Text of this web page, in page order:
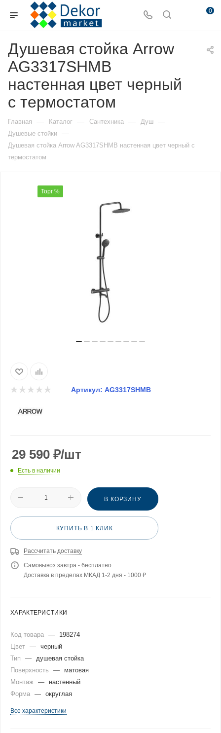
0
Душевая стойка Arrow
AG3317SHMB
настенная цвет черный
с термостатом
Главная — Каталог — Сантехника — Душ —
Душевые стойки —
Душевая стойка Arrow AG3317SHMB настенная цвет черный с
термостатом
Торг %
Артикул: AG3317SHMB
29 590 ₽/шт
Есть в наличии
В КОРЗИНУ
КУПИТЬ В 1 КЛИК
Рассчитать доставку
Самовывоз завтра - бесплатно
Доставка в пределах МКАД 1-2 дня - 1000 ₽
ХАРАКТЕРИСТИКИ
Код товара —
198274
Цвет — черный
Тип
—
душевая стойка
Поверхность
—
матовая
Монтаж —
настенный
Форма — округлая
Все характеристики